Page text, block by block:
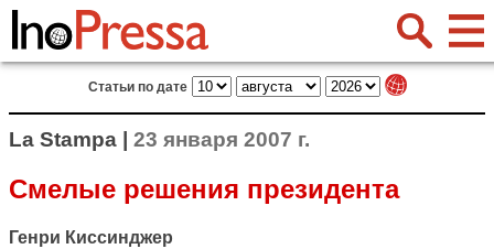
Статьи по дате
La Stampa | 23 января 2007 г.
Смелые решения президента
Генри Киссинджер